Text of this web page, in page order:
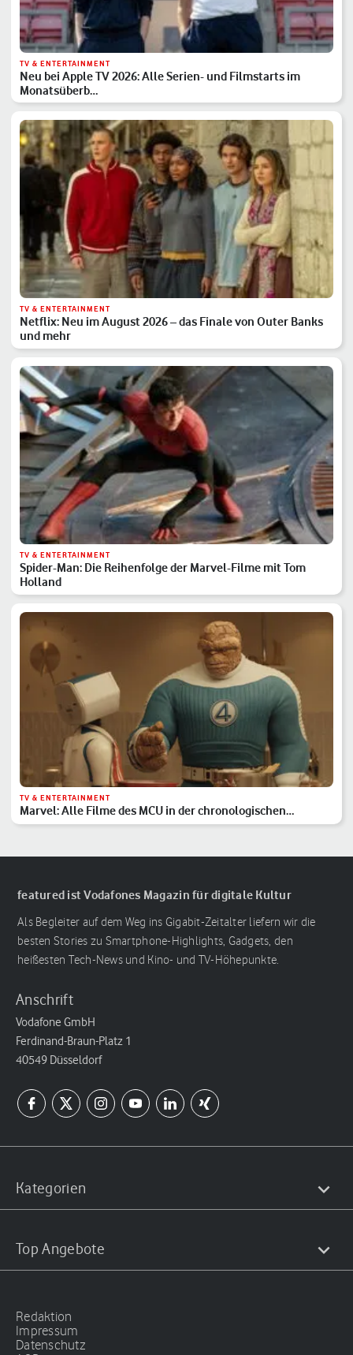
TV & ENTERTAINMENT
Neu bei Apple TV 2026: Alle Serien- und Filmstarts im
Monatsüberb…
TV & ENTERTAINMENT
Netflix: Neu im August 2026 – das Finale von Outer Banks
und mehr
TV & ENTERTAINMENT
Spider-Man: Die Reihenfolge der Marvel-Filme mit Tom
Holland
TV & ENTERTAINMENT
Marvel: Alle Filme des MCU in der chronologischen
Reihenfolge
featured ist Vodafones Magazin für digitale Kultur
Als Begleiter auf dem Weg ins Gigabit-Zeitalter liefern wir die
besten Stories zu Smartphone-Highlights, Gadgets, den
heißesten Tech-News und Kino- und TV-Höhepunkte.
Anschrift
Vodafone GmbH
Ferdinand-Braun-Platz 1
40549 Düsseldorf
Kategorien
Top Angebote
Redaktion
Impressum
Datenschutz